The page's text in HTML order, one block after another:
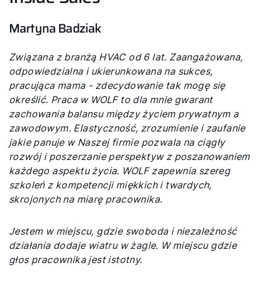
Martyna Badziak
Związana z branżą HVAC od 6 lat. Zaangażowana,
odpowiedzialna i ukierunkowana na sukces,
pracująca mama - zdecydowanie tak mogę się
określić. Praca w WOLF to dla mnie gwarant
zachowania balansu między życiem prywatnym a
zawodowym. Elastyczność, zrozumienie i zaufanie
jakie panuje w Naszej firmie pozwala na ciągły
rozwój i poszerzanie perspektyw z poszanowaniem
każdego aspektu życia. WOLF zapewnia szereg
szkoleń z kompetencji miękkich i twardych,
skrojonych na miarę pracownika.
Jestem w miejscu, gdzie swoboda i niezależność
działania dodaje wiatru w żagle. W miejscu gdzie
głos pracownika jest istotny.
Cześć!
Jak możemy Ci pomóc?
Znajdź swojego eksperta
Przydatne linki
Kariera
O nas